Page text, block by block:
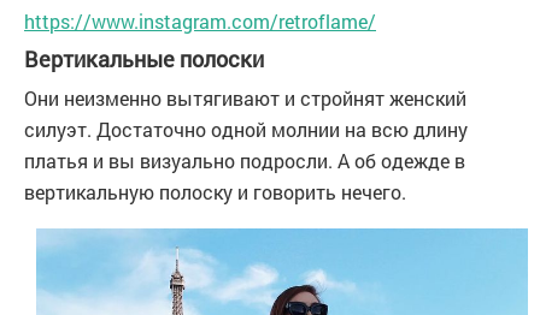
https://www.instagram.com/retroflame/
Вертикальные полоски
Они неизменно вытягивают и стройнят женский
силуэт. Достаточно одной молнии на всю длину
платья и вы визуально подросли. А об одежде в
вертикальную полоску и говорить нечего.